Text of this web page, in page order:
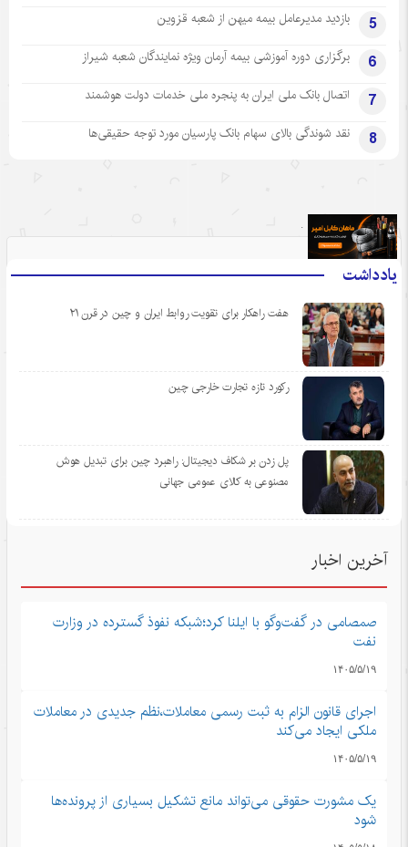
5 بازدید مدیرعامل بیمه میهن از شعبه قزوین
6 برگزاری دوره آموزشی بیمه آرمان ویژه نمایندگان شعبه شیراز
7 اتصال بانک ملی ایران به پنجره ملی خدمات دولت هوشمند
8 نقد شوندگی بالای سهام بانک پارسیان مورد توجه حقیقی‌ها
یادداشت
هفت راهکار برای تقویت روابط ایران و چین در قرن ۲۱
رکورد تازه تجارت خارجی چین
پل زدن بر شکاف دیجیتال: راهبرد چین برای تبدیل هوش
مصنوعی به کالای عمومی جهانی
.
آخرین اخبار
صمصامی در گفت‌وگو با ایلنا کرد؛شبکه نفوذ گسترده در وزارت
نفت
۱۴۰۵/۵/۱۹
اجرای قانون الزام به ثبت رسمی معاملات،نظم جدیدی در معاملات
ملکی ایجاد می‌کند
۱۴۰۵/۵/۱۹
یک مشورت حقوقی می‌تواند مانع تشکیل بسیاری از پرونده‌ها
شود